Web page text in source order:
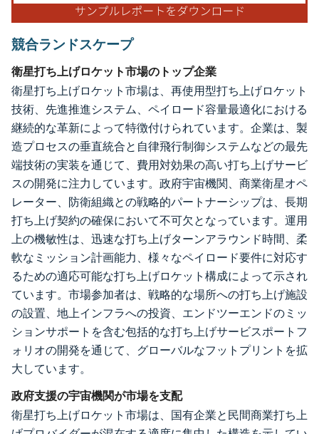
競合ランドスケープ
衛星打ち上げロケット市場のトップ企業
衛星打ち上げロケット市場は、再使用型打ち上げロケット
技術、先進推進システム、ペイロード容量最適化における
継続的な革新によって特徴付けられています。企業は、製
造プロセスの垂直統合と自律飛行制御システムなどの最先
端技術の実装を通じて、費用対効果の高い打ち上げサービ
スの開発に注力しています。政府宇宙機関、商業衛星オペ
レーター、防衛組織との戦略的パートナーシップは、長期
打ち上げ契約の確保において不可欠となっています。運用
上の機敏性は、迅速な打ち上げターンアラウンド時間、柔
軟なミッション計画能力、様々なペイロード要件に対応す
るための適応可能な打ち上げロケット構成によって示され
ています。市場参加者は、戦略的な場所への打ち上げ施設
の設置、地上インフラへの投資、エンドツーエンドのミッ
ションサポートを含む包括的な打ち上げサービスポートフ
ォリオの開発を通じて、グローバルなフットプリントを拡
大しています。
政府支援の宇宙機関が市場を支配
衛星打ち上げロケット市場は、国有企業と民間商業打ち上